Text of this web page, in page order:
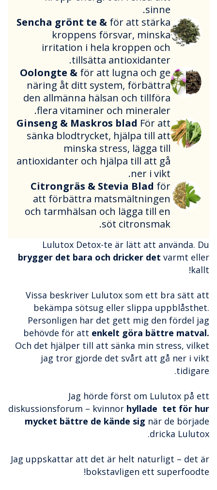
sinne.
Sencha grönt te & för att stärka
kroppens försvar, minska
irritation i hela kroppen och
tillsätta antioxidanter.
Oolongte & för att lugna och ge
näring åt ditt system, förbättra
den allmänna hälsan och tillföra
flera vitaminer och mineraler.
Ginseng & Maskros blad För att
sänka blodtrycket, hjälpa till att
minska stress, lägga till
antioxidanter och hjälpa till att gå
ner i vikt.
Citrongräs & Stevia Blad för
att förbättra matsmältningen
och tarmhälsan och lägga till en
söt citronsmak.
Lulutox Detox-te är lätt att använda. Du
brygger det bara och dricker det varmt eller
kallt!
Vissa beskriver Lulutox som ett bra sätt att
bekämpa sötsug eller slippa uppblåsthet.
Personligen har det gett mig den fördel jag
behövde för att enkelt göra bättre matval.
Och det hjälper till att sänka min stress, vilket
jag tror gjorde det svårt att gå ner i vikt
tidigare.
Jag hörde först om Lulutox på ett
diskussionsforum – kvinnor hyllade tet för hur
mycket bättre de kände sig när de började
dricka Lulutox.
Jag uppskattar att det är helt naturligt – det är
bokstavligen ett superfoodte!